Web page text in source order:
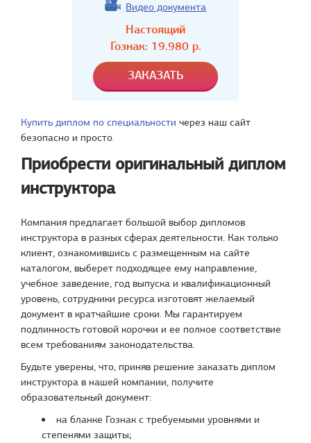
Видео документа
Настоящий
Гознак: 19.980р.
Купить диплом по специальности через наш сайт
безопасно и просто.
Приобрести оригинальный диплом
инструктора
Компания предлагает большой выбор дипломов
инструктора в разных сферах деятельности. Как только
клиент, ознакомившись с размещенным на сайте
каталогом, выберет подходящее ему направление,
учебное заведение, год выпуска и квалификационный
уровень, сотрудники ресурса изготовят желаемый
документ в кратчайшие сроки. Мы гарантируем
подлинность готовой корочки и ее полное соответствие
всем требованиям законодательства.
Будьте уверены, что, приняв решение заказать диплом
инструктора в нашей компании, получите
образовательный документ:
на бланке Гознак с требуемыми уровнями и
степенями защиты;